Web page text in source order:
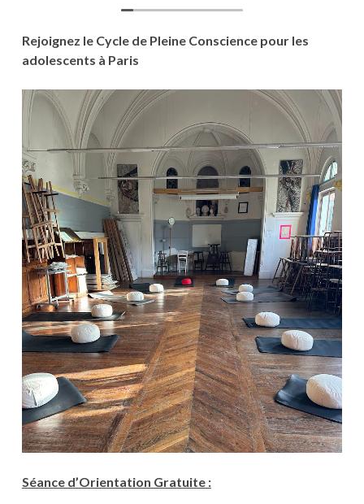
accompagne sur le chemin d'une écologie
Rejoignez le Cycle de Pleine Conscience pour les
adolescents à Paris
Séance d’Orientation Gratuite :